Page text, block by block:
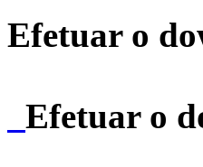
Efetuar o
Efetuar o